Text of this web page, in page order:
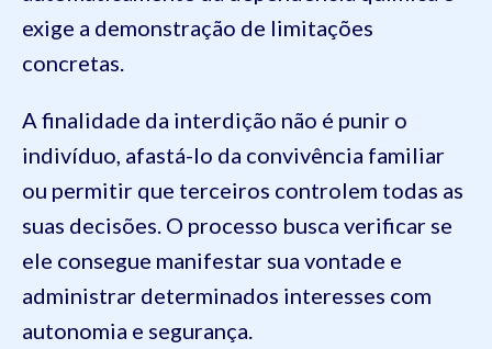
exige a demonstração de limitações
concretas.
A finalidade da interdição não é punir o
indivíduo, afastá-lo da convivência familiar
ou permitir que terceiros controlem todas as
suas decisões. O processo busca verificar se
ele consegue manifestar sua vontade e
administrar determinados interesses com
autonomia e segurança.